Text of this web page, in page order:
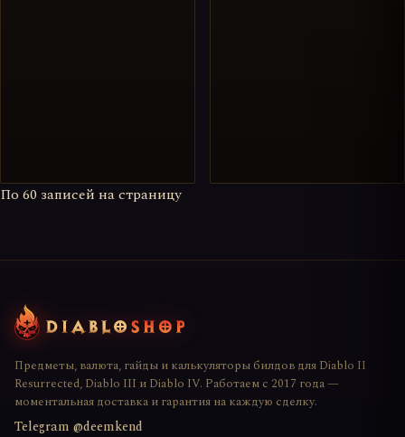
По 60 записей на страницу
Предметы, валюта, гайды и калькуляторы билдов для Diablo II
Resurrected, Diablo III и Diablo IV. Работаем с 2017 года —
моментальная доставка и гарантия на каждую сделку.
Telegram @deemkend